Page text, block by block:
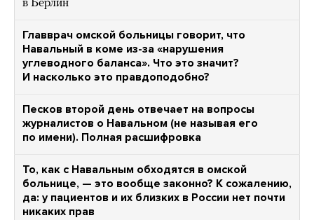
в Берлин
Главврач омской больницы говорит, что
Навальный в коме из-за «нарушения
углеводного баланса». Что это значит?
И насколько это правдоподобно?
Песков второй день отвечает на вопросы
журналистов о Навальном (не называя его
по имени). Полная расшифровка
То, как с Навальным обходятся в омской
больнице, — это вообще законно? К сожалению,
да: у пациентов и их близких в России нет почти
никаких прав